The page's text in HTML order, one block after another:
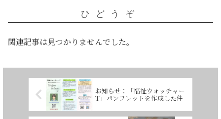
ひどうぞ
関連記事は見つかりませんでした。
お知らせ：「福祉ウォッチャー
T」パンフレットを作成した件